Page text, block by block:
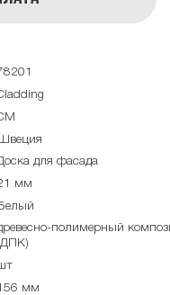
Швеция
для фасада
мм
полимерный
мм